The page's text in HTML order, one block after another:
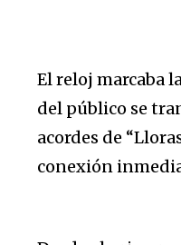
El reloj marcaba
del público se
acordes de
conexión